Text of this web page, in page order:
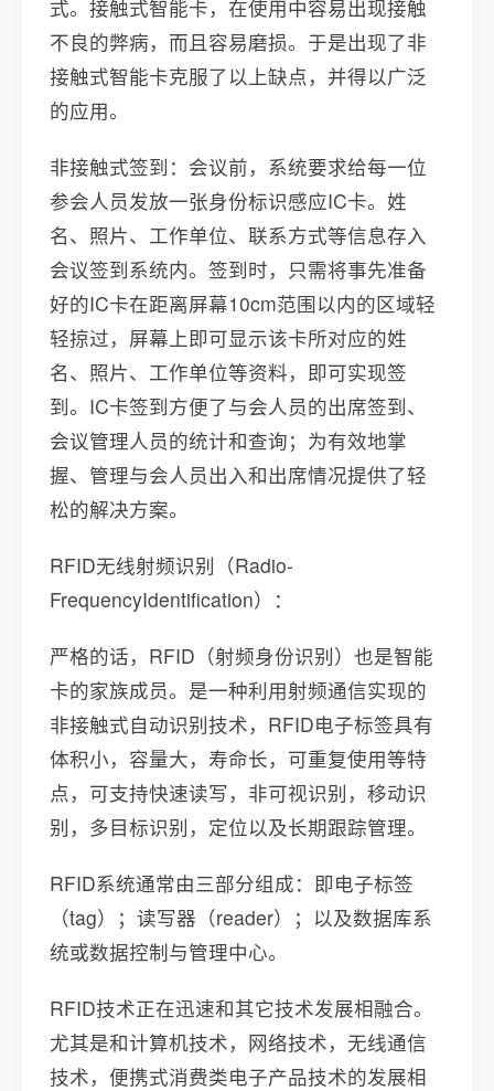
式。接触式智能卡，在使用中容易出现接触
不良的弊病，而且容易磨损。于是出现了非
接触式智能卡克服了以上缺点，并得以广泛
的应用。
非接触式签到：会议前，系统要求给每一位
参会人员发放一张身份标识感应IC卡。姓
名、照片、工作单位、联系方式等信息存入
会议签到系统内。签到时，只需将事先准备
好的IC卡在距离屏幕10cm范围以内的区域轻
轻掠过，屏幕上即可显示该卡所对应的姓
名、照片、工作单位等资料，即可实现签
到。IC卡签到方便了与会人员的出席签到、
会议管理人员的统计和查询；为有效地掌
握、管理与会人员出入和出席情况提供了轻
松的解决方案。
RFID无线射频识别（Radio-
FrequencyIdentification）：
严格的话，RFID（射频身份识别）也是智能
卡的家族成员。是一种利用射频通信实现的
非接触式自动识别技术，RFID电子标签具有
体积小，容量大，寿命长，可重复使用等特
点，可支持快速读写，非可视识别，移动识
别，多目标识别，定位以及长期跟踪管理。
RFID系统通常由三部分组成：即电子标签
（tag）；读写器（reader）；以及数据库系
统或数据控制与管理中心。
RFID技术正在迅速和其它技术发展相融合。
尤其是和计算机技术，网络技术，无线通信
技术，便携式消费类电子产品技术的发展相